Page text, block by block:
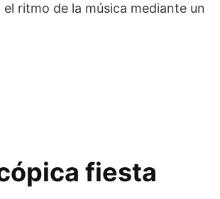
ritmo de la música mediante un
fiesta